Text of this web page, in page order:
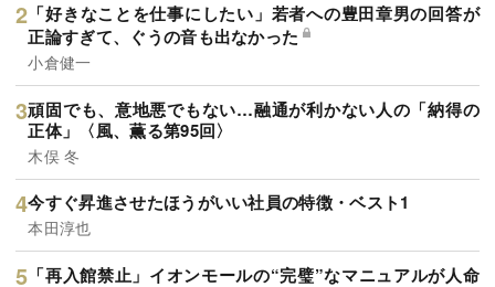
「好きなことを仕事にしたい」若者への豊田章男の回答が
正論すぎて、ぐうの音も出なかった
小倉健一
頑固でも、意地悪でもない…融通が利かない人の「納得の
正体」〈風、薫る第95回〉
木俣 冬
今すぐ昇進させたほうがいい社員の特徴・ベスト1
本田淳也
「再入館禁止」イオンモールの“完璧”なマニュアルが人命